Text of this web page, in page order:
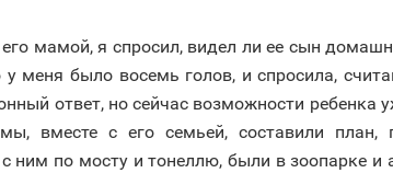
мамой, я спросил, видел ли ее сын
меня было восемь голов, и спросила,
ответ, но сейчас возможности
вместе с его семьей, составили
по мосту и тонеллю, были в зоопарке